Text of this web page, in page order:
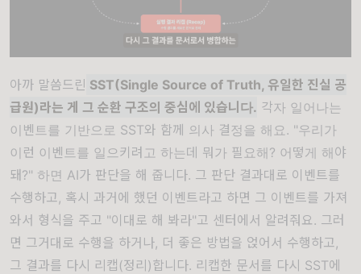
아까 말씀드린 SST(Single Source of Truth, 유일한 진실 공
급원)라는 게 그 순환 구조의 중심에 있습니다. 각자 일어나는
이벤트를 기반으로 SST와 함께 의사 결정을 해요. "우리가
이런 이벤트를 일으키려고 하는데 뭐가 필요해? 어떻게 해야
돼?" 하면 AI가 판단을 해 줍니다. 그 판단 결과대로 이벤트를
수행하고, 혹시 과거에 했던 이벤트라고 하면 그 이벤트를 가져
와서 형식을 주고 "이대로 해 봐라"고 센터에서 알려줘요. 그러
면 그거대로 수행을 하거나, 더 좋은 방법을 얹어서 수행하고,
그 결과를 다시 리캡(정리)합니다. 리캡한 문서를 다시 SST에